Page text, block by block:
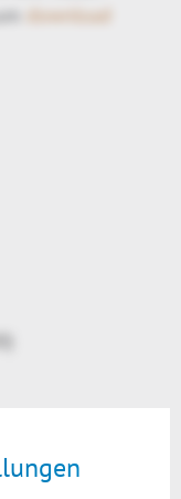
download
mit JT-